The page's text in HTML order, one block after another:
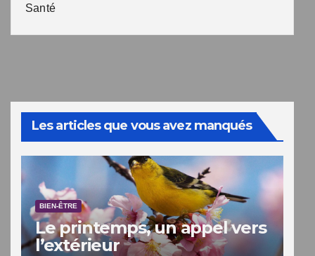
Santé
Les articles que vous avez manqués
BIEN-ÊTRE
Le printemps, un appel vers
l’extérieur